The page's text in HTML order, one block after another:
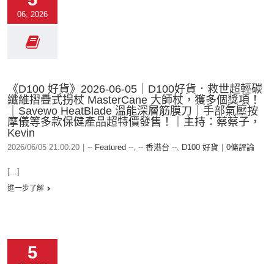
06, 2026
《D100 好貨》2026-06-05｜D100好貨．救世超輕碳
纖維摺疊式拐杖 MasterCane 大師杖，獲多個獎項！
｜Savewo HeatBlade 溫能深層筋膜刀｜手部氣壓按
摩儀等多款保健產品超特價發售！｜主持：蔡蔡子，
Kevin
2026/06/05 21:00:20 -- Featured --, -- 香港台 --, D100 好貨 0條評論
[...]
進一步了解
5